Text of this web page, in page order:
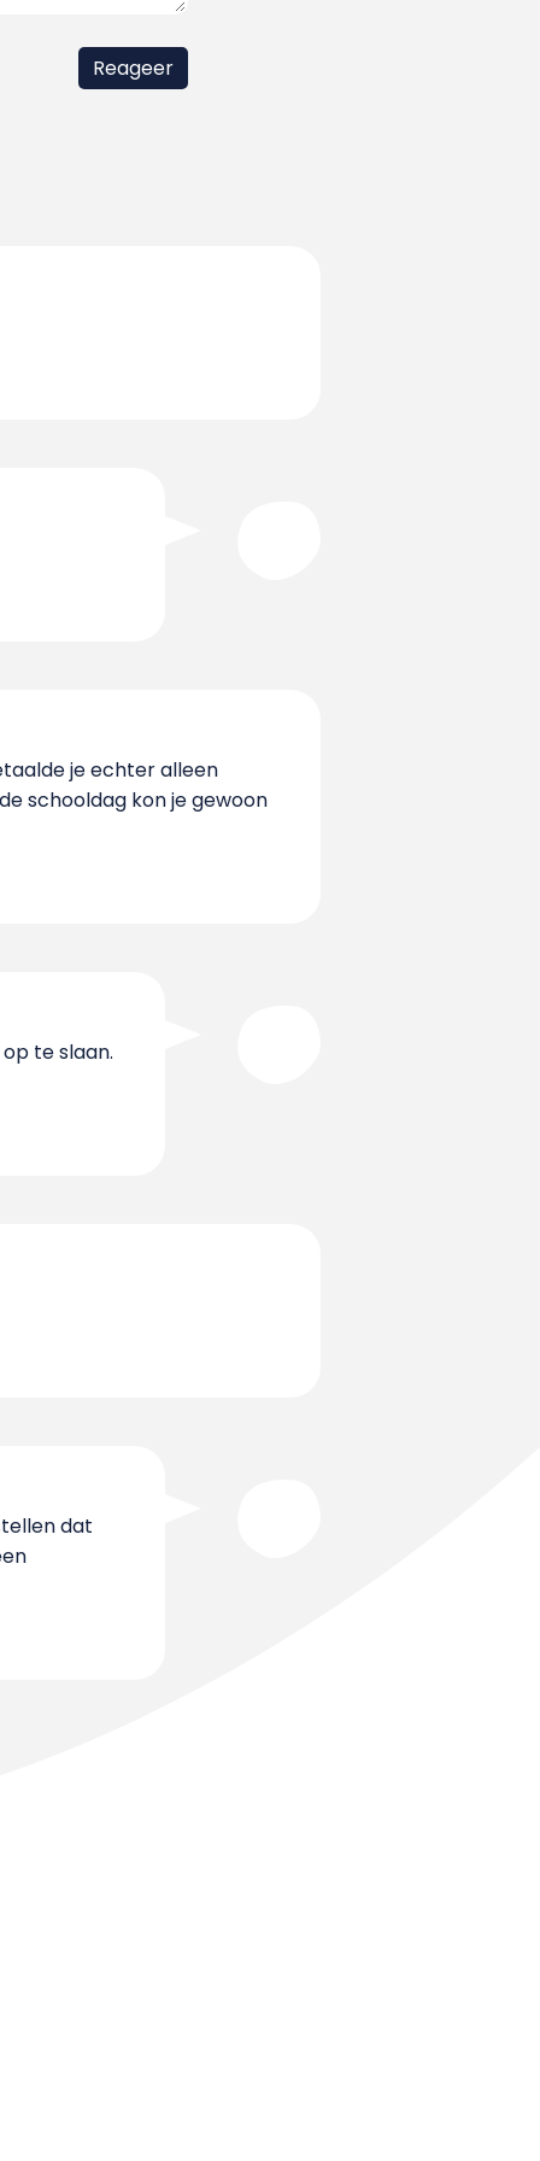
je echter alleen
schooldag kon je gewoon
te slaan.
dat